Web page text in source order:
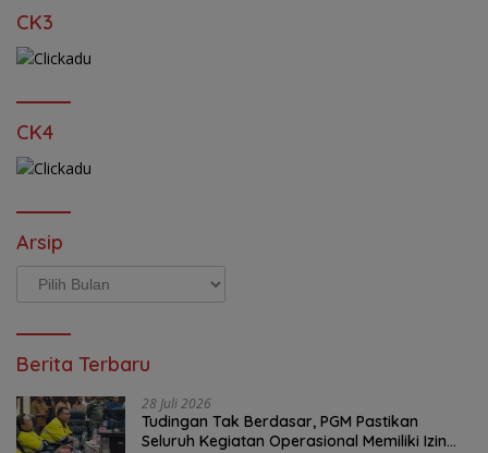
CK3
CK4
Arsip
Arsip
Berita Terbaru
28 Juli 2026
Tudingan Tak Berdasar, PGM Pastikan
Seluruh Kegiatan Operasional Memiliki Izin